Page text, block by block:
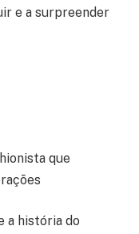
e a surpreender
que
a história do